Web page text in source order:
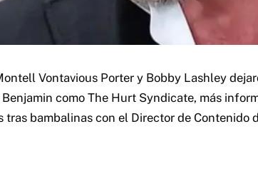
Vontavious Porter y Bobby Lashley
como The Hurt Syndicate, más
bambalinas con el Director de Contenido